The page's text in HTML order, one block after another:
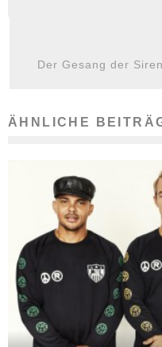
Der Gesang der
ÄHNLICHE